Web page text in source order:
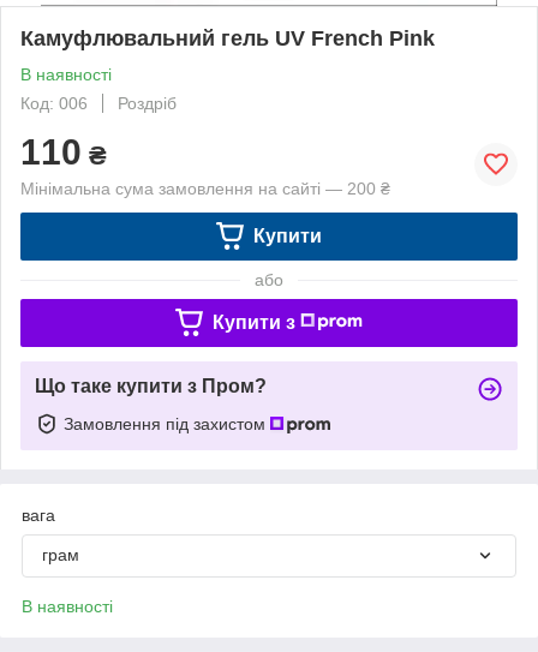
Камуфлювальний гель UV French Pink
В наявності
Код: 006
Роздріб
110 ₴
Мінімальна сума замовлення на сайті — 200 ₴
Купити
або
Купити з
Що таке купити з Пром?
Замовлення під захистом
вага
грам
В наявності